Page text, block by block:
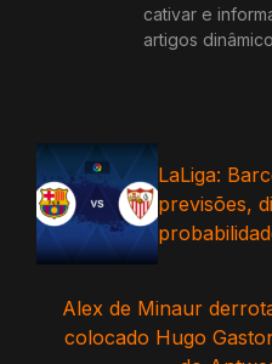
cativar e
artigos
LaLiga:
previsões,
Alex de Minaur
colocado Hugo